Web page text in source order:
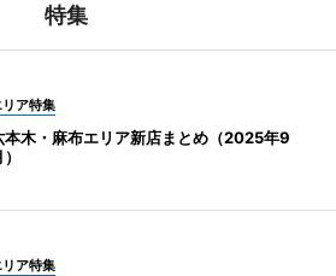
特集
リア特集
本木・麻布エリア新店まとめ（2025年9
リア特集